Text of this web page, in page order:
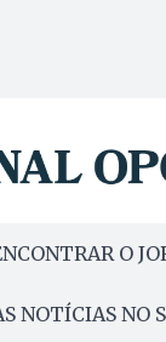
O
NOTÍCIAS NO